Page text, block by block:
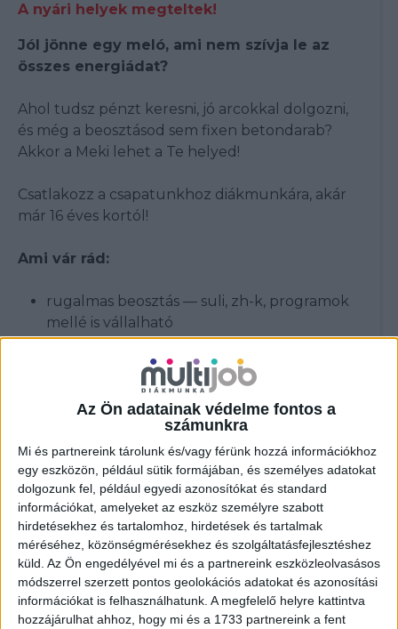
Az Ön adatainak védelme fontos a
számunkra
Mi és partnereink tárolunk és/vagy férünk hozzá információkhoz
egy eszközön, például sütik formájában, és személyes adatokat
dolgozunk fel, például egyedi azonosítókat és standard
információkat, amelyeket az eszköz személyre szabott
hirdetésekhez és tartalomhoz, hirdetések és tartalmak
méréséhez, közönségmérésekhez és szolgáltatásfejlesztéshez
küld. Az Ön engedélyével mi és a partnereink eszközleolvasásos
módszerrel szerzett pontos geolokációs adatokat és azonosítási
információkat is felhasználhatunk. A megfelelő helyre kattintva
hozzájárulhat ahhoz, hogy mi és a 1733 partnereink a fent
A nyári helyek megteltek!
Jól jönne egy meló, ami nem szívja le az
összes energiádat?
Ahol tudsz pénzt keresni, jó arcokkal dolgozni,
és még a beosztásod sem fixen betondarab?
Akkor a Meki lehet a Te helyed!
Csatlakozz a csapatunkhoz diákmunkára, akár
már 16 éves kortól!
Ami vár rád:
rugalmas beosztás — suli, zh-k, programok
mellé is vállalható
már heti 16 órától dolgozhatsz
fiatal, laza csapat
pörgés van, unalom nincs
több étterem közül választhatsz
személyzeti kaja
McCard kedvezmények
fejlődési lehetőség, ha hosszabb távon
maradnál
És itt a legjobb rész:
Nem kell kivárnod a hónap végét, hogy
pénzhez juss.